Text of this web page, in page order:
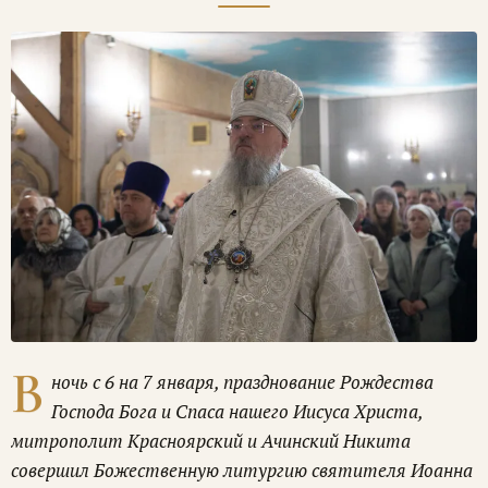
В ночь с 6 на 7 января, празднование Рождества
Господа Бога и Спаса нашего Иисуса Христа,
митрополит Красноярский и Ачинский Никита
совершил Божественную литургию святителя Иоанна